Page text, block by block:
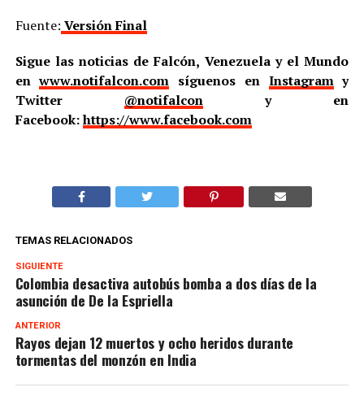
Fuente: Versión Final
Sigue las noticias de Falcón, Venezuela y el Mundo
enwww.notifalcon.com síguenos en Instagramy
Twitter @notifalcony en
Facebook:https://www.facebook.com
TEMAS RELACIONADOS
SIGUIENTE
Colombia desactiva autobús bomba a dos días de la
asunción de De la Espriella
ANTERIOR
Rayos dejan 12 muertos y ocho heridos durante
tormentas del monzón en India